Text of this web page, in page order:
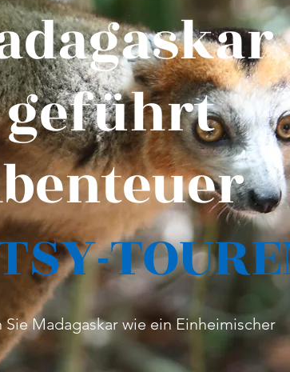
geführt
Sie Madagaskar wie ein Einheimischer